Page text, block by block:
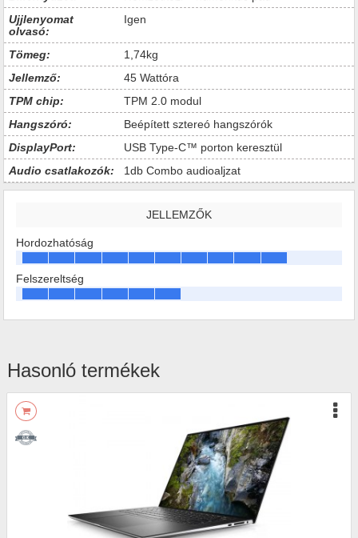
Ujjlenyomat
olvasó:
Igen
Tömeg:
1,74kg
Jellemző:
45 Wattóra
TPM chip:
TPM 2.0 modul
Hangszóró:
Beépített sztereó hangszórók
DisplayPort:
USB Type-C™ porton keresztül
Audio csatlakozók:
1db Combo audioaljzat
JELLEMZŐK
Hordozhatóság
Felszereltség
Hasonló termékek